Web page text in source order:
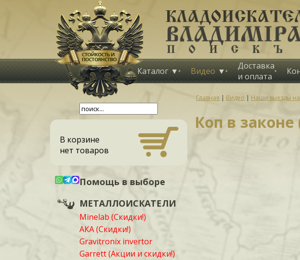
Каталог Видео
Доставка
и оплата
В корзине
нет товаров
Помощь в выборе
МЕТАЛЛОИСКАТЕЛИ
Minelab (Скидки!)
АКА (Скидки!)
Gravitronix invertor
Garrett (Акции и скидки!)
Главная | Видео | Наши выезды
Коп в законе